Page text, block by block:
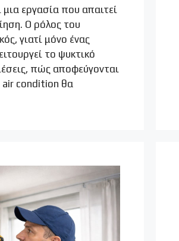
ΧΩΡΟΥ ΓΙΑ HOME CINEMA
μια εργασία που απαιτεί
Ο ρόλος του
γιατί μόνο ένας
το ψυκτικό
πώς αποφεύγονται
air condition θα